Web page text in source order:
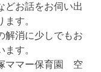
どお話をお伺い出
す。
解消に少しでもお
す。
ママー保育園　空